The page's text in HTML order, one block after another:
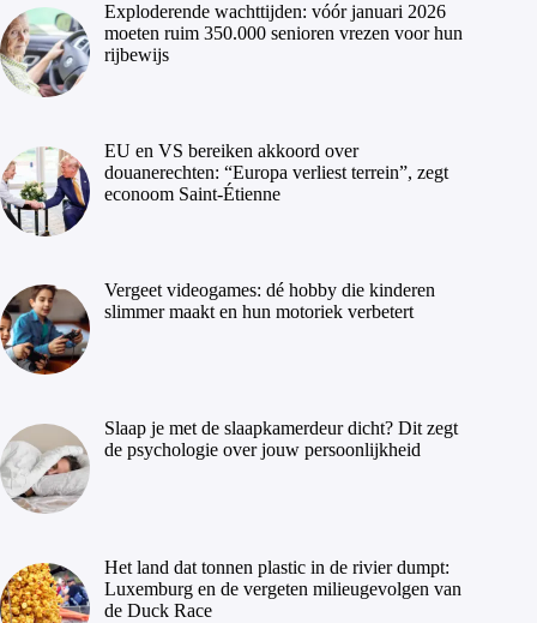
Exploderende wachttijden: vóór januari 2026
moeten ruim 350.000 senioren vrezen voor hun
rijbewijs
EU en VS bereiken akkoord over
douanerechten: “Europa verliest terrein”, zegt
econoom Saint-Étienne
Vergeet videogames: dé hobby die kinderen
slimmer maakt en hun motoriek verbetert
Slaap je met de slaapkamerdeur dicht? Dit zegt
de psychologie over jouw persoonlijkheid
Het land dat tonnen plastic in de rivier dumpt:
Luxemburg en de vergeten milieugevolgen van
de Duck Race